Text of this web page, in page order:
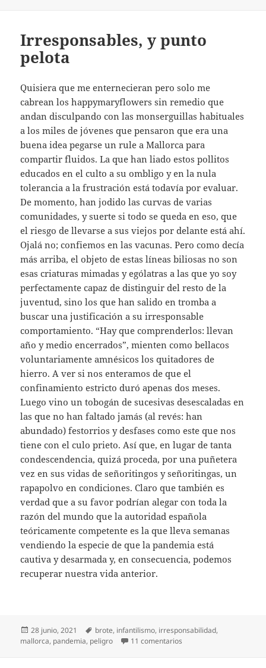
Irresponsables, y punto
pelota
Quisiera que me enternecieran pero solo me
cabrean los happymaryflowers sin remedio que
andan disculpando con las monserguillas habituales
a los miles de jóvenes que pensaron que era una
buena idea pegarse un rule a Mallorca para
compartir fluidos. La que han liado estos pollitos
educados en el culto a su ombligo y en la nula
tolerancia a la frustración está todavía por evaluar.
De momento, han jodido las curvas de varias
comunidades, y suerte si todo se queda en eso, que
el riesgo de llevarse a sus viejos por delante está ahí.
Ojalá no; confiemos en las vacunas. Pero como decía
más arriba, el objeto de estas líneas biliosas no son
esas criaturas mimadas y ególatras a las que yo soy
perfectamente capaz de distinguir del resto de la
juventud, sino los que han salido en tromba a
buscar una justificación a su irresponsable
comportamiento. “Hay que comprenderlos: llevan
año y medio encerrados”, mienten como bellacos
voluntariamente amnésicos los quitadores de
hierro. A ver si nos enteramos de que el
confinamiento estricto duró apenas dos meses.
Luego vino un tobogán de sucesivas desescaladas en
las que no han faltado jamás (al revés: han
abundado) festorrios y desfases como este que nos
tiene con el culo prieto. Así que, en lugar de tanta
condescendencia, quizá proceda, por una puñetera
vez en sus vidas de señoritingos y señoritingas, un
rapapolvo en condiciones. Claro que también es
verdad que a su favor podrían alegar con toda la
razón del mundo que la autoridad española
teóricamente competente es la que lleva semanas
vendiendo la especie de que la pandemia está
cautiva y desarmada y, en consecuencia, podemos
recuperar nuestra vida anterior.
Publicado
el
28 junio, 2021 Etiquetas
brote, infantilismo, irresponsabilidad,
mallorca, pandemia, peligro 11 comentarios